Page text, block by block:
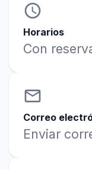
access_time
Horarios
Con
email
Correo
Enviar